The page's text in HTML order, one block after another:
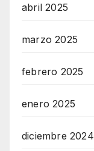
abril 2025
marzo 2025
febrero 2025
enero 2025
diciembre 2024